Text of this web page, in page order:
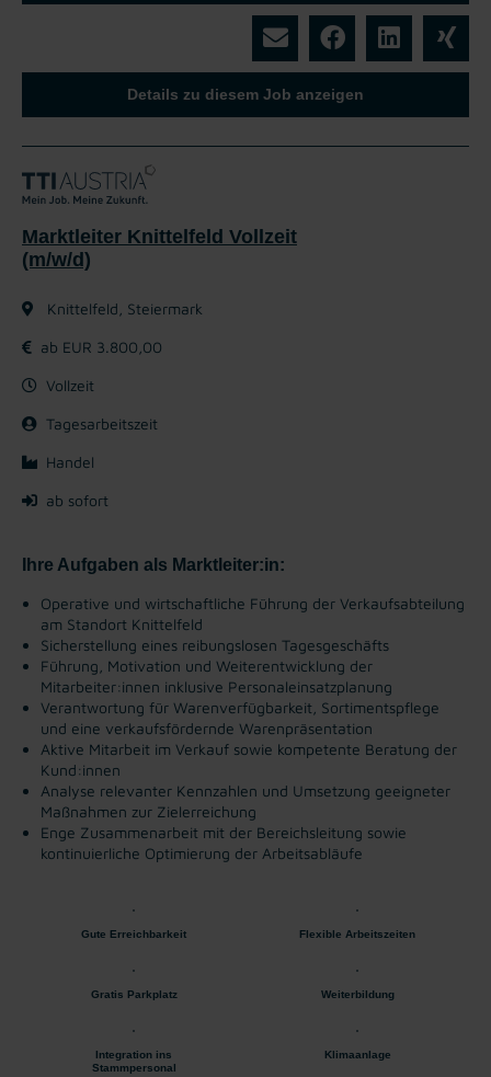
Details zu diesem Job anzeigen
Marktleiter Knittelfeld Vollzeit
(m/w/d)
Knittelfeld, Steiermark
ab EUR 3.800,00
Vollzeit
Tagesarbeitszeit
Handel
ab sofort
Ihre Aufgaben als Marktleiter:in:
Operative und wirtschaftliche Führung der Verkaufsabteilung
am Standort Knittelfeld
Sicherstellung eines reibungslosen Tagesgeschäfts
Führung, Motivation und Weiterentwicklung der
Mitarbeiter:innen inklusive Personaleinsatzplanung
Verantwortung für Warenverfügbarkeit, Sortimentspflege
und eine verkaufsfördernde Warenpräsentation
Aktive Mitarbeit im Verkauf sowie kompetente Beratung der
Kund:innen
Analyse relevanter Kennzahlen und Umsetzung geeigneter
Maßnahmen zur Zielerreichung
Enge Zusammenarbeit mit der Bereichsleitung sowie
kontinuierliche Optimierung der Arbeitsabläufe
Gute Erreichbarkeit Flexible Arbeitszeiten
Gratis Parkplatz Weiterbildung
Integration ins
Stammpersonal
Klimaanlage